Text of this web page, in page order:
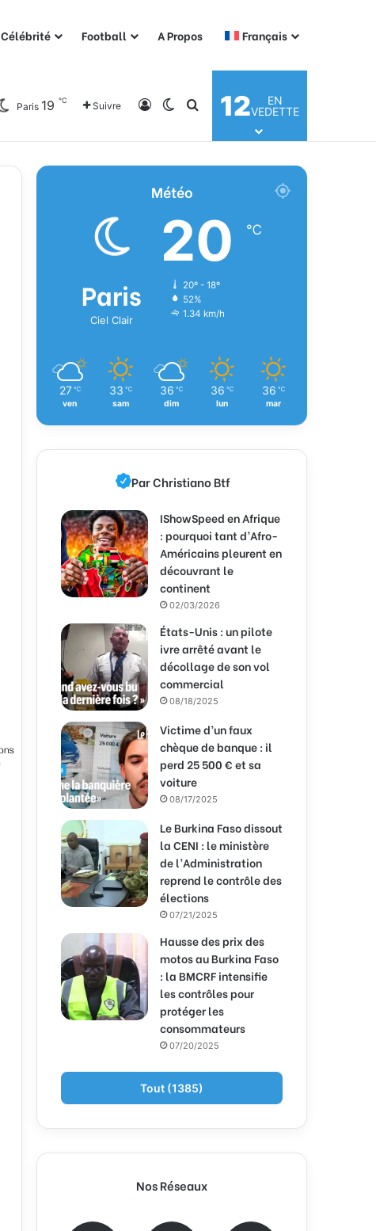
Célébrité Football A Propos Français
Paris 19 ℃ Suivre ConnexionSwitch skin
Rechercher
12
EN
VEDETTE
Météo
Paris
Ciel Clair
20 ℃
20º - 18º
52%
1.34 km/h
27 ℃
ven
33 ℃
sam
36 ℃
dim
36 ℃
lun
36 ℃
mar
Par Christiano Btf
IShowSpeed en Afrique
: pourquoi tant d’Afro-
Américains pleurent en
découvrant le
continent
02/03/2026
États-Unis : un pilote
ivre arrêté avant le
décollage de son vol
commercial
08/18/2025
Victime d’un faux
chèque de banque : il
perd 25 500 € et sa
voiture
08/17/2025
Le Burkina Faso dissout
la CENI : le ministère
de l’Administration
reprend le contrôle des
élections
07/21/2025
Hausse des prix des
motos au Burkina Faso
: la BMCRF intensifie
les contrôles pour
protéger les
consommateurs
07/20/2025
Tout (1385)
Nos Réseaux